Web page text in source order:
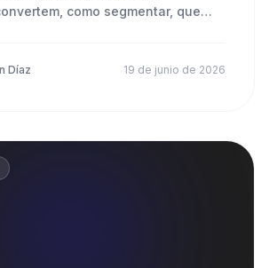
como segmentar, que
Díaz 19 de junio de 2026